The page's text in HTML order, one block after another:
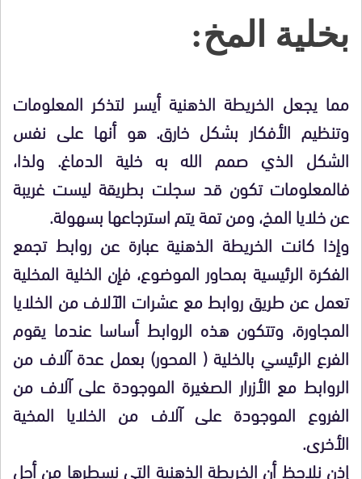
بخلية المخ:
مما يجعل الخريطة الذهنية أيسر لتذكر المعلومات
وتنظيم الأفكار بشكل خارق. هو أنها على نفس
الشكل الذي صمم الله به خلية الدماغ. ولذا،
فالمعلومات تكون قد سجلت بطريقة ليست غريبة
عن خلايا المخ، ومن تمة يتم استرجاعها بسهولة.
وإذا كانت الخريطة الذهنية عبارة عن روابط تجمع
الفكرة الرئيسية بمحاور الموضوع، فإن الخلية المخلية
تعمل عن طريق روابط مع عشرات الآلاف من الخلايا
المجاورة، وتتكون هذه الروابط أساسا عندما يقوم
الفرع الرئيسي بالخلية ( المحور) بعمل عدة آلاف من
الروابط مع الأزرار الصغيرة الموجودة على آلاف من
الفروع الموجودة على آلاف من الخلايا المخية
الأخرى.
إذن نلاحظ أن الخريطة الذهنية التي نسطرها من أجل